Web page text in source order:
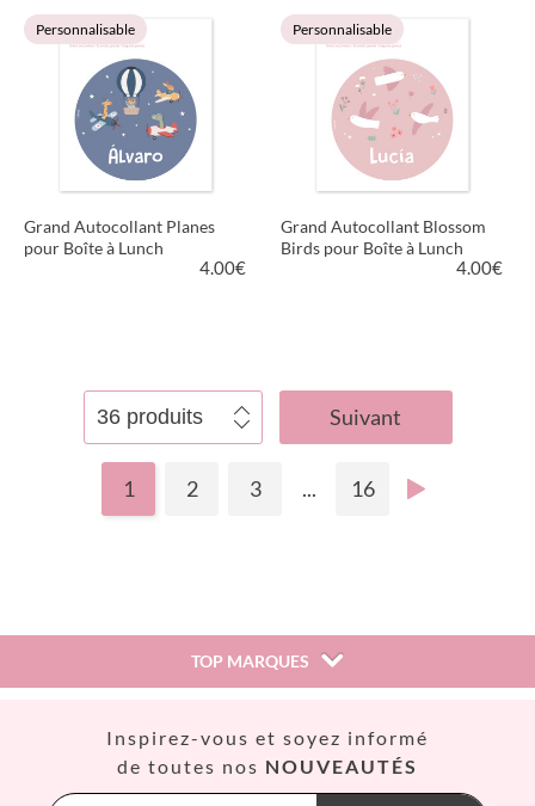
VOIR LE PRODUIT VOIR LE PRODUIT
Personnalisable
Grand Autocollant Planes
pour Boîte à Lunch
4.00€
Personnalisable
Grand Autocollant Blossom
Birds pour Boîte à Lunch
4.00€
Suivant
1 2 3 ... 16
TOP MARQUES
Inspirez-vous et soyez informé
de toutes nos NOUVEAUTÉS